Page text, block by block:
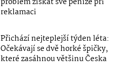
reklamaci
Přichází nejteplejší týden léta:
Očekávají se dvě horké špičky,
které zasáhnou většinu Česka